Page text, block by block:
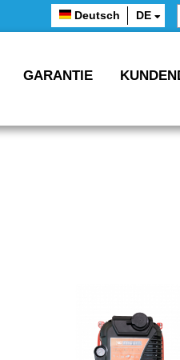
Deutsch DE
GARANTIE